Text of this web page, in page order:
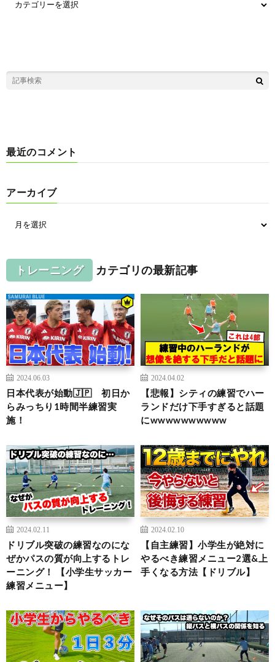
最近のコメント
アーカイブ
トレーニング カテゴリの最新記事
2024.06.03
日本代表が始動🇯🇵 初日か
らみっちり1時間半練習実
施！
2024.04.02
【悲報】シティの練習でハー
ランドだけ下手すぎると話題
にwwwwwwwwww
2024.02.11
ドリブル突破の練習なのにな
ぜかパスの質が向上するトレ
ーニング！ 【小学生サッカー
練習メニュー】
2024.02.10
【自主練習】小学生が絶対に
やるべき練習メニュー2選&上
手くなる方法【ドリブル】